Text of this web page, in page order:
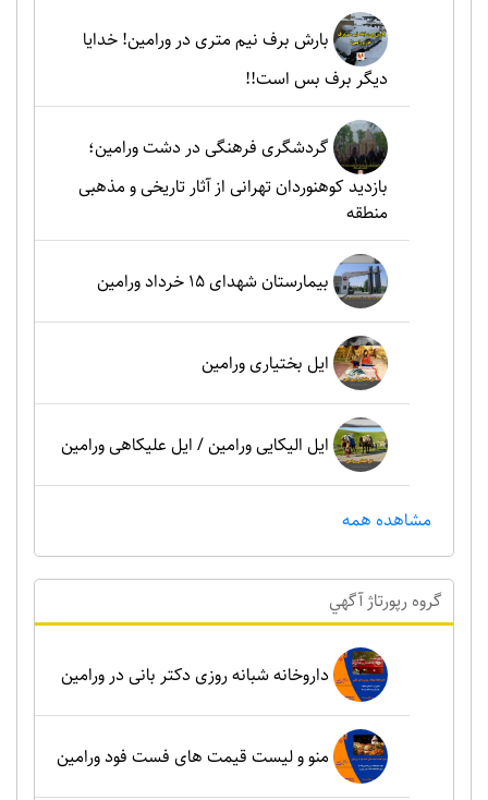
بارش برف نیم متری در ورامین! خدایا
دیگر برف بس است!!
گردشگری فرهنگی در دشت ورامین؛
بازدید کوهنوردان تهرانی از آثار تاریخی و مذهبی
منطقه
بیمارستان شهدای 15 خرداد ورامین
ایل بختیاری ورامین
ایل الیکایی ورامین / ایل علیکاهی ورامین
مشاهده همه
گروه رپورتاژ آگهي
داروخانه شبانه روزی دکتر بانی در ورامین
منو و لیست قیمت های فست فود ورامین